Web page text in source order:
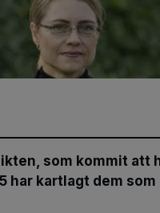
som kommit att
har kartlagt dem som